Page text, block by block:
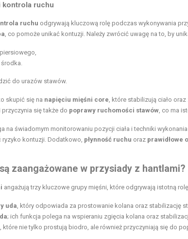
ruchu
ruchu odgrywają kluczową rolę podczas wykonywania
, co pomoże unikać kontuzji. Należy zwrócić uwagę na to, by
do urazów stawów.
skupić się na napięciu mięśni core, które stabilizują ciało
się także do poprawy ruchomości stawów, co ma
na świadomym monitorowaniu pozycji ciała i techniki
ryzyko kontuzji. Dodatkowo, płynność ruchu oraz prawidłowe
zaangażowane w przysiady z hantlami?
angażują trzy kluczowe grupy mięśni, które odgrywają istotną
uda, który odpowiada za prostowanie kolana oraz stabilizację
; ich funkcja polega na wspieraniu zgięcia kolana oraz
, które nie tylko prostują biodro, ale również przyczyniają się do